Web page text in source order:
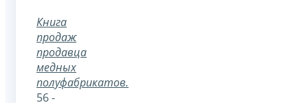
Книга
продаж
продавца
медных
полуфабрикатов.
56 -